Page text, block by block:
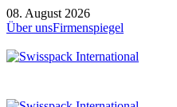
08. August 2026
Über unsFirmenspiegel